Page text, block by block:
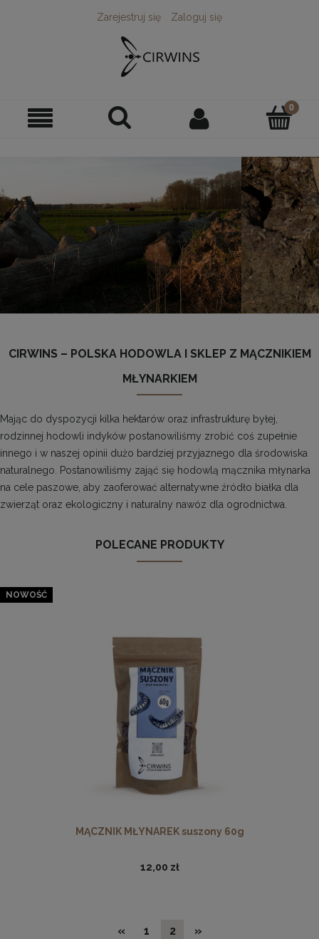
Zarejestruj się Zaloguj się
CIRWINS – POLSKA HODOWLA I SKLEP Z MĄCZNIKIEM
MŁYNARKIEM
Mając do dyspozycji kilka hektarów oraz infrastrukturę byłej,
rodzinnej hodowli indyków postanowiliśmy zrobić coś zupełnie
innego i w naszej opinii dużo bardziej przyjaznego dla środowiska
naturalnego. Postanowiliśmy zająć się hodowlą mącznika młynarka
na cele paszowe, aby zaoferować alternatywne źródło białka dla
zwierząt oraz ekologiczny i naturalny nawóz dla ogrodnictwa.
POLECANE PRODUKTY
MĄCZNIK MŁYNAREK suszony 60g
12,00 zł
NOWOŚĆ
« 1 2 »